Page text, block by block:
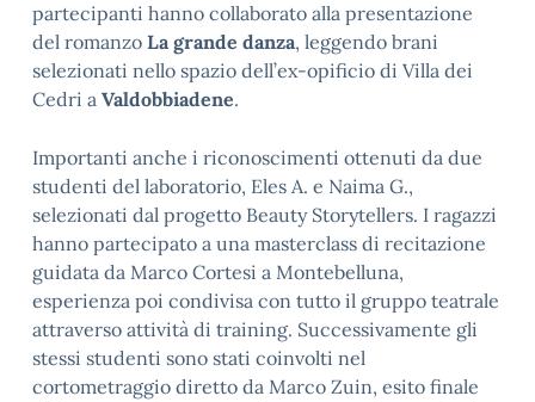
partecipanti hanno collaborato alla presentazione
del romanzo La grande danza, leggendo brani
selezionati nello spazio dell’ex-opificio di Villa dei
Cedri a Valdobbiadene.
Importanti anche i riconoscimenti ottenuti da due
studenti del laboratorio, Eles A. e Naima G.,
selezionati dal progetto Beauty Storytellers. I ragazzi
hanno partecipato a una masterclass di recitazione
guidata da Marco Cortesi a Montebelluna,
esperienza poi condivisa con tutto il gruppo teatrale
attraverso attività di training. Successivamente gli
stessi studenti sono stati coinvolti nel
cortometraggio diretto da Marco Zuin, esito finale